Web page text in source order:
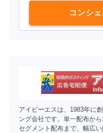
コンシ
アイビーエスは、1983年に
ング会社です。単一配布か
セグメント配布まで、幅広